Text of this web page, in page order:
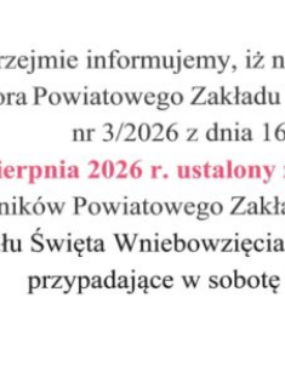
1:5000
Mietków